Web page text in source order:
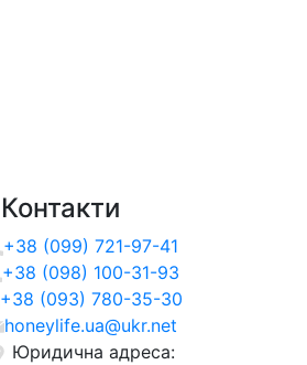
Контакти
+38 (099) 721-97-41
+38 (098) 100-31-93
+38 (093) 780-35-30
honeylife.ua@ukr.net
Юридична адреса: